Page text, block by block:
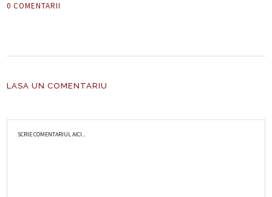
0 COMENTARII
LASA UN COMENTARIU